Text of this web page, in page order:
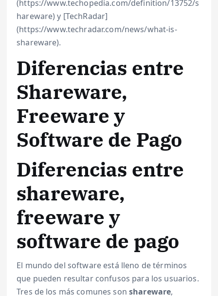
(https://www.techopedia.com/definition/13752/s
hareware) y [TechRadar]
(https://www.techradar.com/news/what-is-
shareware).
Diferencias entre
Shareware,
Freeware y
Software de Pago
Diferencias entre
shareware,
freeware y
software de pago
El mundo del software está lleno de términos
que pueden resultar confusos para los usuarios.
Tres de los más comunes sonshareware,